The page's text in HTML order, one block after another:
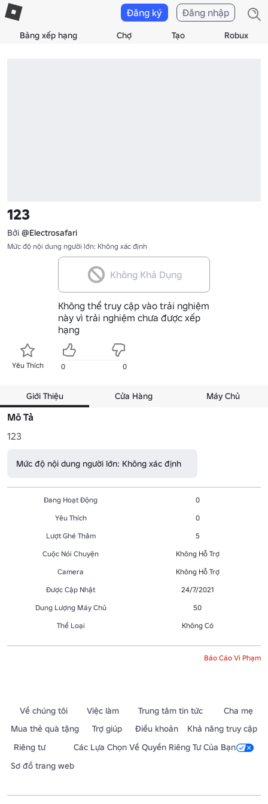
Bảng xếp hạng Chợ Tạo Robux
Đăng ký Đăng nhập
123
Bởi @Electrosafari
Mức độ nội dung người lớn: Không xác định
Không Khả Dụng
Không thể truy cập vào trải nghiệm
này vì trải nghiệm chưa được xếp
hạng
Yêu Thích 0 0
Giới Thiệu Cửa Hàng Máy Chủ
Mô Tả
123
Mức độ nội dung người lớn: Không xác định
Đang Hoạt Động
0
Yêu Thích
0
Lượt Ghé Thăm
5
Cuộc Nói Chuyện
Không Hỗ Trợ
Camera
Không Hỗ Trợ
Được Cập Nhật
24/7/2021
Dung Lượng Máy Chủ
50
Thể Loại
Không Có
Báo Cáo Vi Phạm
Về chúng tôi Việc làm Trung tâm tin tức
Cha mẹ
Mua thẻ quà tặng
Trợ giúp Điều khoản
Khả năng truy cập
Riêng tư
Các Lựa Chọn Về Quyền Riêng Tư Của Bạn
Sơ đồ trang web